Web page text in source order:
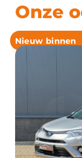
Onze
Nieuw binnen